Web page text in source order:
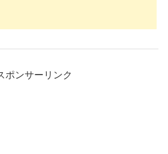
ポンサーリンク